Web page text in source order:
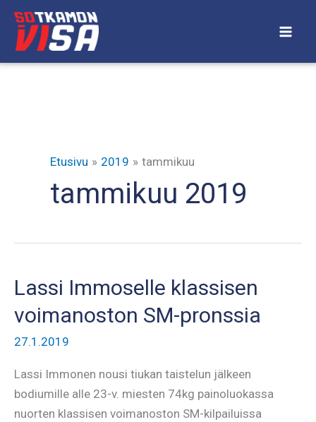
Siirry
sisältöön
Etusivu 2019 tammikuu
tammikuu 2019
Lassi Immoselle klassisen
voimanoston SM-pronssia
27.1.2019
Lassi Immonen nousi tiukan taistelun jälkeen
bodiumille alle 23-v. miesten 74kg painoluokassa
nuorten klassisen voimanoston SM-kilpailuissa